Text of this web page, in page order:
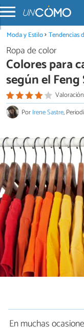
Moda y Estilo Tendencias
Ropa de color
Colores para
según el Feng
PorIrene Sastre,
En muchas